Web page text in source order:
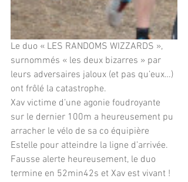
Le duo « LES RANDOMS WIZZARDS »,
surnommés « les deux bizarres » par
leurs adversaires jaloux (et pas qu’eux…)
ont frôlé la catastrophe.
Xav victime d’une agonie foudroyante
sur le dernier 100m a heureusement pu
arracher le vélo de sa co équipière
Estelle pour atteindre la ligne d’arrivée.
Fausse alerte heureusement, le duo
termine en 52min42s et Xav est vivant !